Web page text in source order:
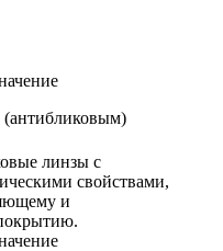
линзы с
свойствами,
и